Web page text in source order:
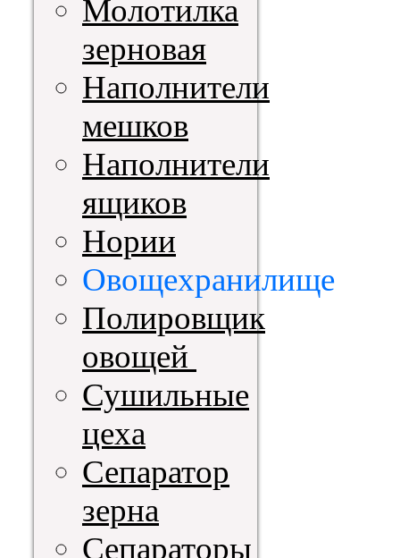
Молотилка
зерновая
Наполнители
мешков
Наполнители
ящиков
Нории
Овощехранилище
Полировщик
овощей
Сушильные
цеха
Сепаратор
зерна
Сепараторы